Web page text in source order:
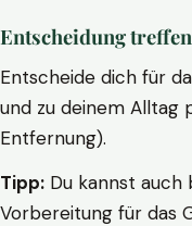
Entscheidung treffen
Entscheide dich für
und zu deinem Alltag
Entfernung).
Tipp: Du kannst auch
Vorbereitung für das